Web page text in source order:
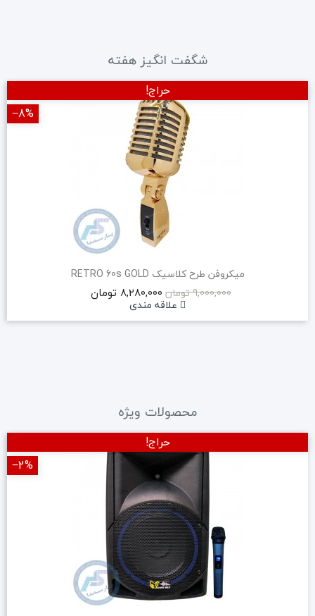
شگفت انگیز هفته
میکروفن طرح کلاسیک RETRO 60s GOLD
9,000,000 تومان
8,280,000 تومان
علاقه مندی
حراج!
‎−8%
محصولات ویژه
حراج!
‎−2%